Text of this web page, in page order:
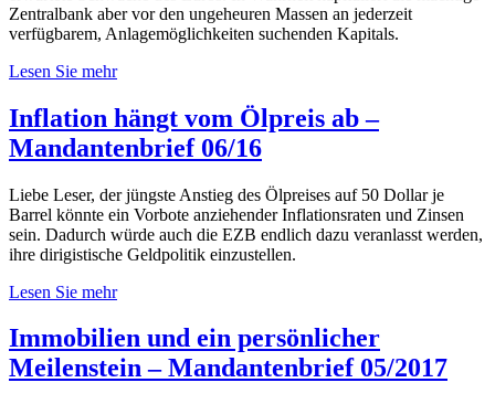
Zentralbank aber vor den ungeheuren Massen an jederzeit
verfügbarem, Anlagemöglichkeiten suchenden Kapitals.
Lesen Sie mehr
Inflation hängt vom Ölpreis ab –
Mandantenbrief 06/16
Liebe Leser, der jüngste Anstieg des Ölpreises auf 50 Dollar je
Barrel könnte ein Vorbote anziehender Inflationsraten und Zinsen
sein. Dadurch würde auch die EZB endlich dazu veranlasst werden,
ihre dirigistische Geldpolitik einzustellen.
Lesen Sie mehr
Immobilien und ein persönlicher
Meilenstein – Mandantenbrief 05/2017